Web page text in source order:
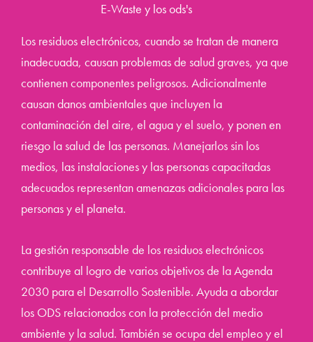
E-Waste y los ods's
Los residuos electrónicos, cuando se tratan de manera
inadecuada, causan problemas de salud graves, ya que
contienen componentes peligrosos. Adicionalmente
causan danos ambientales que incluyen la
contaminación del aire, el agua y el suelo, y ponen en
riesgo la salud de las personas. Manejarlos sin los
medios, las instalaciones y las personas capacitadas
adecuados representan amenazas adicionales para las
personas y el planeta.
La gestión responsable de los residuos electrónicos
contribuye al logro de varios objetivos de la Agenda
2030 para el Desarrollo Sostenible. Ayuda a abordar
los ODS relacionados con la protección del medio
ambiente y la salud. También se ocupa del empleo y el